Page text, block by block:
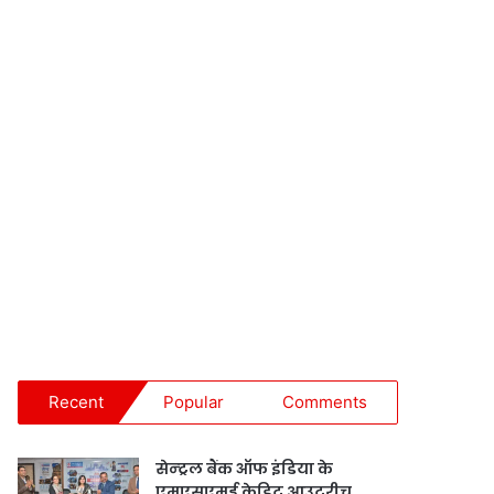
Recent Popular Comments
सेन्ट्रल बैंक ऑफ इंडिया के